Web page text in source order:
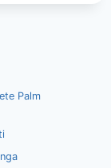
Palm